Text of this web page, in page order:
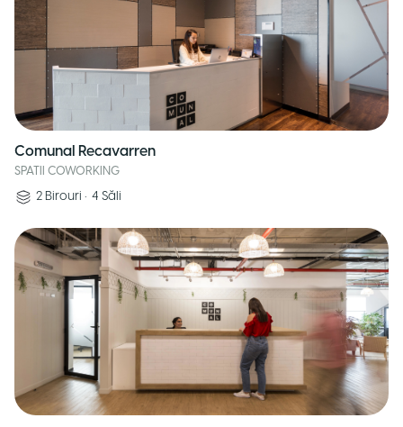
Comunal Recavarren
SPATII COWORKING
2 Birouri • 4 Săli